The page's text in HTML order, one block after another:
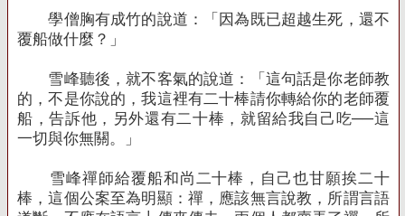
學僧胸有成竹的說道：「因為既已超越生死，還不
覆船做什麼？」
雪峰聽後，就不客氣的說道：「這句話是你老師教
的，不是你說的，我這裡有二十棒請你轉給你的老師覆
船，告訴他，另外還有二十棒，就留給我自己吃──這
一切與你無關。」
雪峰禪師給覆船和尚二十棒，自己也甘願挨二十
棒，這個公案至為明顯：禪，應該無言說教，所謂言語